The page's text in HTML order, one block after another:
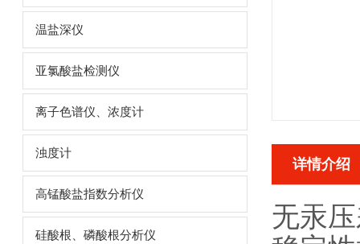
温盐深仪
亚氯酸盐检测仪
离子色谱仪、浓度计
浊度计
高锰酸盐指数分析仪
硅酸根、磷酸根分析仪
详情介绍
无汞